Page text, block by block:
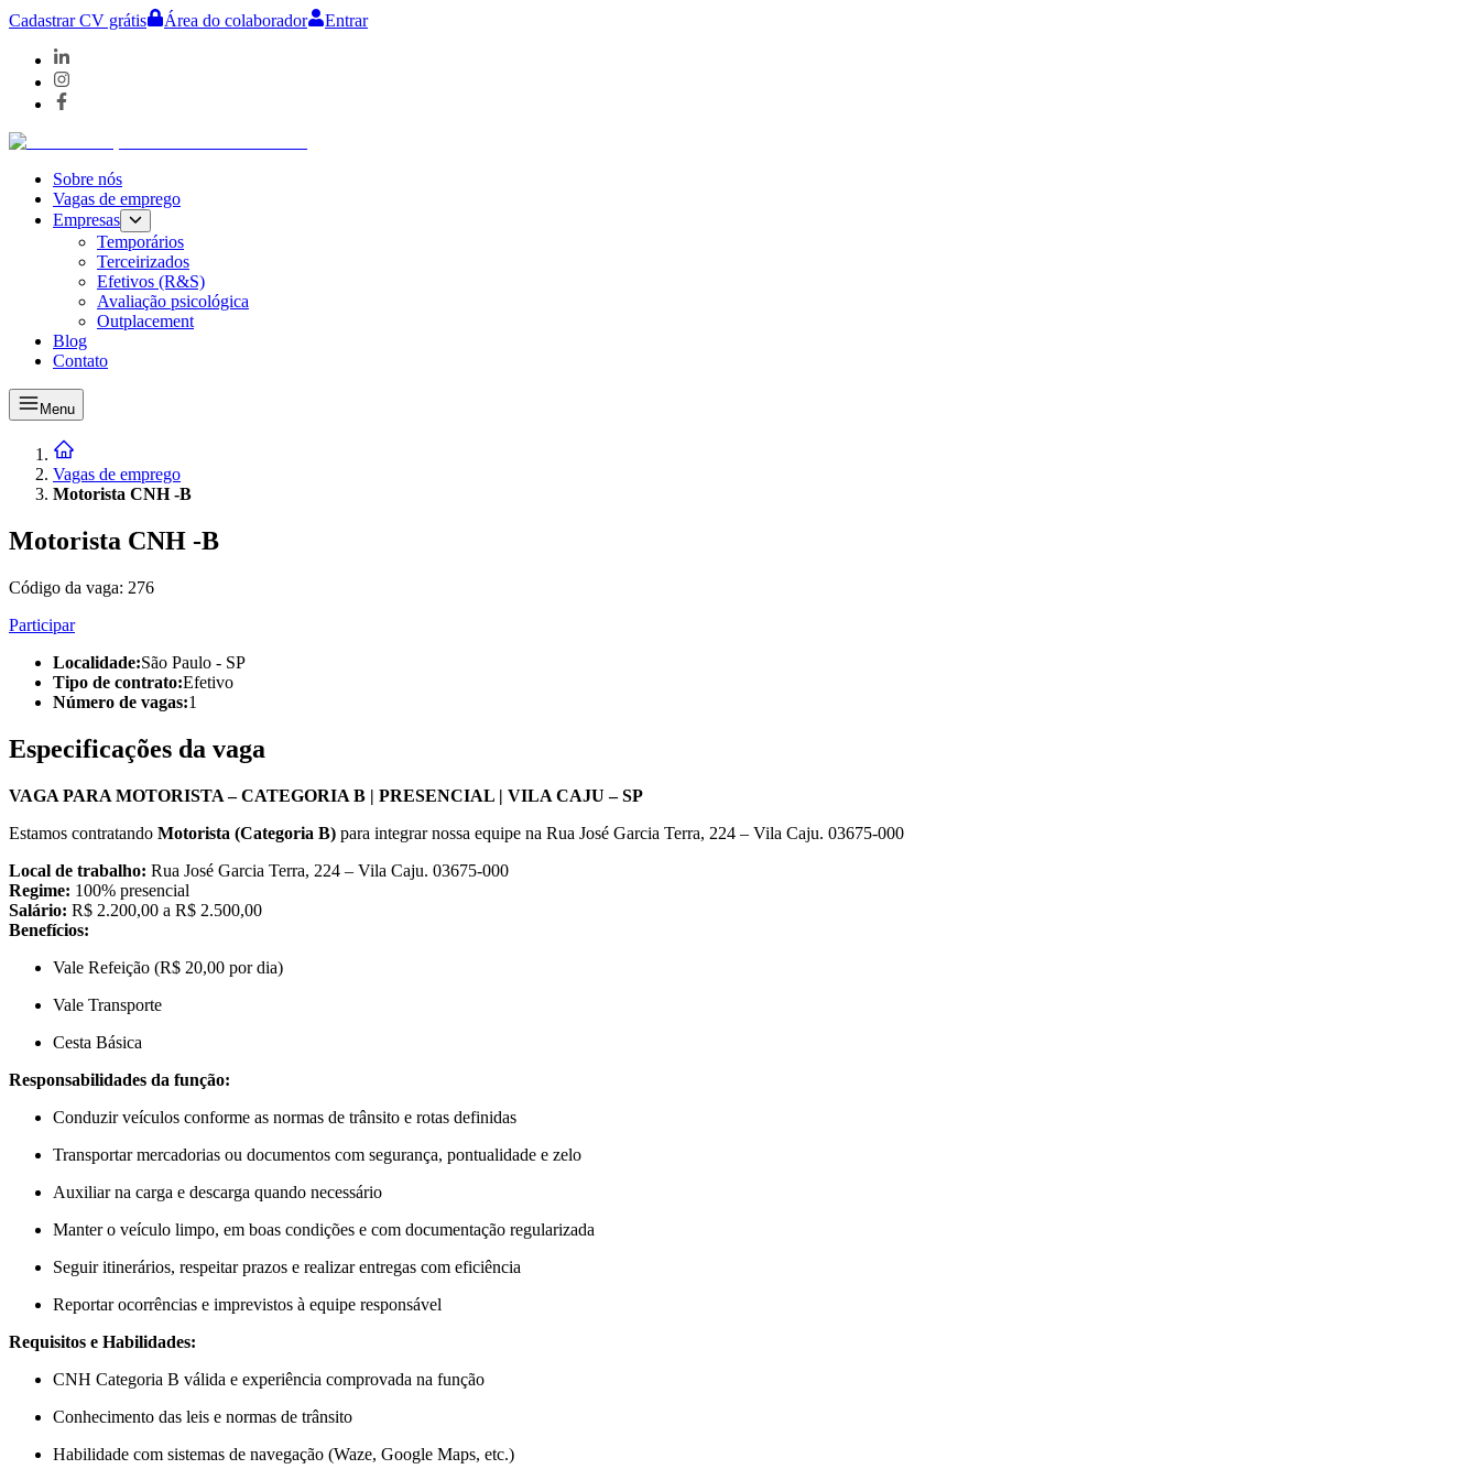
Cadastrar CV grátis Área do colaborador Entrar
Sobre nós
Vagas de emprego
Empresas
Temporários
Terceirizados
Efetivos (R&S)
Avaliação psicológica
Outplacement
Blog
Contato
Menu
Vagas de emprego
Motorista CNH -B
Motorista CNH -B
Código da vaga: 276
Participar
Localidade:São Paulo - SP
Tipo de contrato:Efetivo
Número de vagas:1
Especificações da vaga
VAGA PARA MOTORISTA – CATEGORIA B | PRESENCIAL | VILA CAJU – SP
Estamos contratando Motorista (Categoria B) para integrar nossa equipe na Rua José Garcia Terra, 224 – Vila Caju. 03675-000
Local de trabalho: Rua José Garcia Terra, 224 – Vila Caju. 03675-000
Regime: 100% presencial
Salário: R$ 2.200,00 a R$ 2.500,00
Benefícios:
Vale Refeição (R$ 20,00 por dia)
Vale Transporte
Cesta Básica
Responsabilidades da função:
Conduzir veículos conforme as normas de trânsito e rotas definidas
Transportar mercadorias ou documentos com segurança, pontualidade e zelo
Auxiliar na carga e descarga quando necessário
Manter o veículo limpo, em boas condições e com documentação regularizada
Seguir itinerários, respeitar prazos e realizar entregas com eficiência
Reportar ocorrências e imprevistos à equipe responsável
Requisitos e Habilidades:
CNH Categoria B válida e experiência comprovada na função
Conhecimento das leis e normas de trânsito
Habilidade com sistemas de navegação (Waze, Google Maps, etc.)